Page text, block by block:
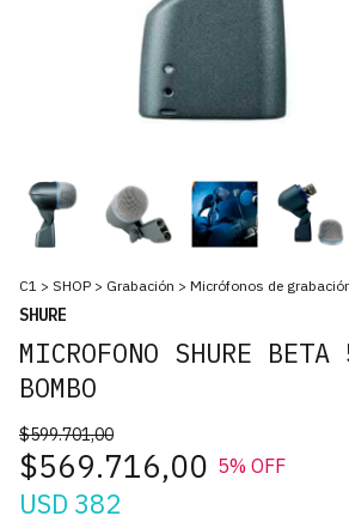
C1 > SHOP > Grabación > Micrófonos de
SHURE
MICROFONO SHURE
BOMBO
$599.701,00
$569.716,00 5% OFF
USD 382